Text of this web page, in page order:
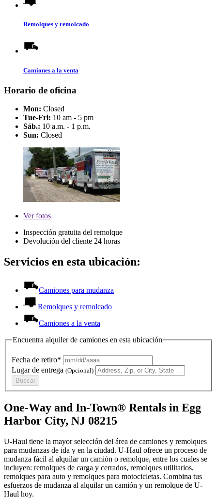
Remolques y remolcado
Camiones a la venta
Horario de oficina
Mon: Closed
Tue-Fri: 10 am - 5 pm
Sáb.: 10 a.m. - 1 p.m.
Sun: Closed
Verfotos
Inspección gratuita del remolque
Devolución del cliente 24 horas
Servicios en esta ubicación:
Camiones para mudanza
Remolques y remolcado
Camiones a la venta
Encuentra alquiler de camiones en esta ubicación
Fecha de retiro*
Lugar de entrega (Opcional)
Buscar
One-Way and In-Town® Rentals in Egg
Harbor City, NJ 08215
U-Haul tiene la mayor selección del área de camiones y remolques
para mudanzas de ida y en la ciudad. U-Haul ofrece un proceso de
mudanza fácil al alquilar un camión o remolque, entre los cuales se
incluyen: remolques de carga y cerrados, remolques utilitarios,
remolques para auto y remolques para motocicletas. Combina tus
esfuerzos de mudanza al alquilar un camión y un remolque de U-
Haul hoy.